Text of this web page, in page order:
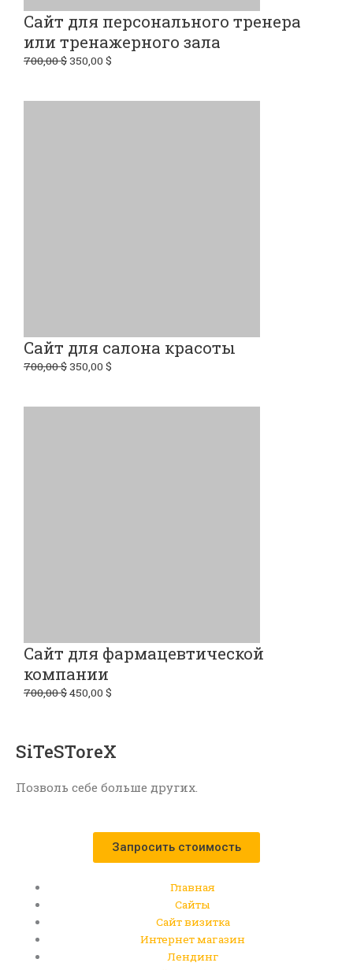
Сайт для персонального тренера
или тренажерного зала
700,00$ 350,00 $
Сайт для салона красоты
700,00$ 350,00 $
Сайт для фармацевтической
компании
700,00$450,00 $
SiTeSToreX
Позволь себе больше других.
Запросить стоимость
Главная
Сайты
Сайт визитка
Интернет магазин
Лендинг